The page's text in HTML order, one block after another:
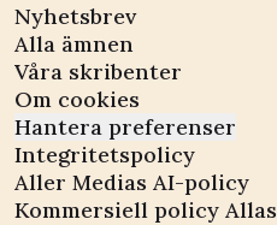
Nyhetsbrev
Alla ämnen
Våra skribenter
Om cookies
Hantera preferenser
Integritetspolicy
Aller Medias AI-policy
Kommersiell policy Allas